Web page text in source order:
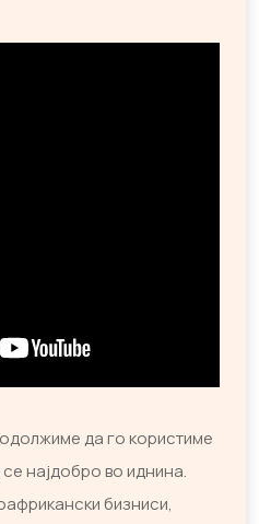
да го користиме
најдобро во иднина.
бизниси,